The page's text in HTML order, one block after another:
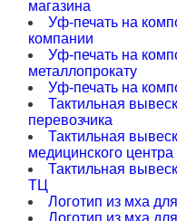
магазина
Уф-печать на
компании
Уф-печать на
металлопрокату
Уф-печать на
Тактильная
перевозчика
Тактильная
медицинского центра
Тактильная
ТЦ
Логотип из мха